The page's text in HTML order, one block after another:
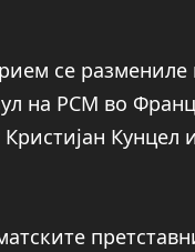
се
на РСМ во
Кунцел